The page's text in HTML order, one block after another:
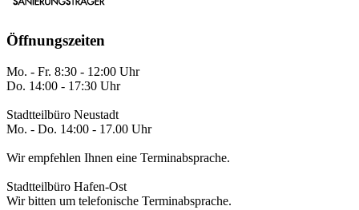
Öffnungszeiten
Mo. - Fr. 8:30 - 12:00 Uhr
Do. 14:00 - 17:30 Uhr
Stadtteilbüro Neustadt
Mo. - Do. 14:00 - 17.00 Uhr
Wir empfehlen Ihnen eine Terminabsprache.
Stadtteilbüro Hafen-Ost
Wir bitten um telefonische Terminabsprache.